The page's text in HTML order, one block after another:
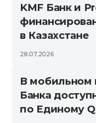
KMF Банк и
в Казахстане
28.07.2026
В мобильном
Банка
по Единому